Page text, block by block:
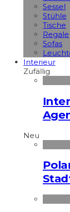
Sessel
Stühle
Tische
Regale
Sofas
Interieur
Zufällig
Neu